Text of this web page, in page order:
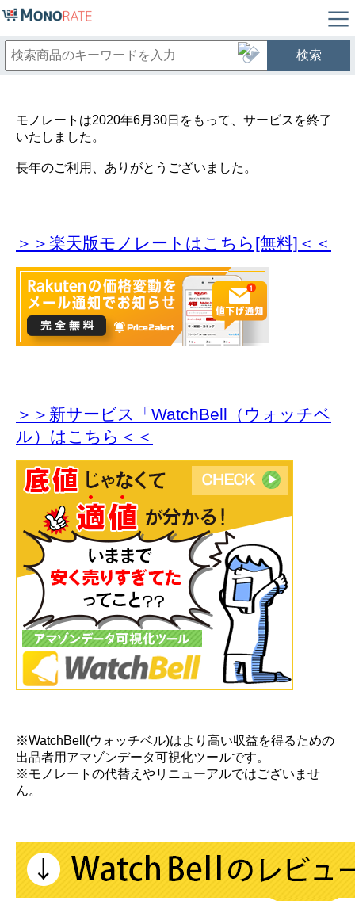
検索
モノレートは2020年6月30日をもって、サービスを終了
いたしました。
長年のご利用、ありがとうございました。
＞＞楽天版モノレートはこちら[無料]＜＜
＞＞新サービス「WatchBell（ウォッチベ
ル）はこちら＜＜
※WatchBell(ウォッチベル)はより高い収益を得るための
出品者用アマゾンデータ可視化ツールです。
※モノレートの代替えやリニューアルではございませ
ん。